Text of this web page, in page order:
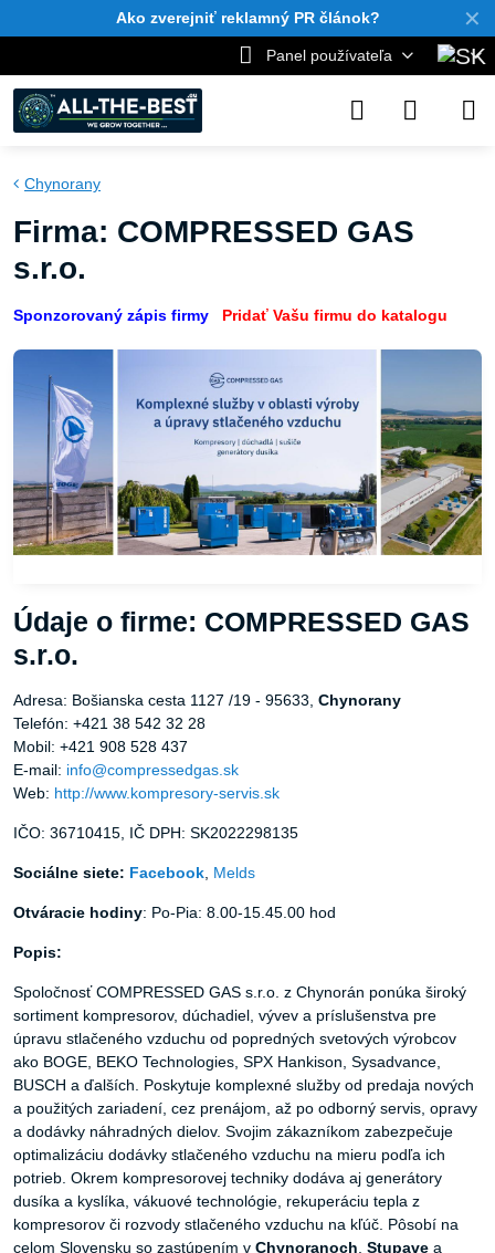
✕
Ako zverejniť reklamný PR článok?
Panel používateľa
Chynorany
Firma: COMPRESSED GAS
s.r.o.
Sponzorovaný zápis firmy Pridať Vašu firmu do katalogu
Údaje o firme: COMPRESSED GAS
s.r.o.
Adresa: Bošianska cesta 1127 /19 - 95633, Chynorany
Telefón: +421 38 542 32 28
Mobil: +421 908 528 437
E-mail: info@compressedgas.sk
Web: http://www.kompresory-servis.sk
IČO: 36710415, IČ DPH: SK2022298135
Sociálne siete: Facebook, Melds
Otváracie hodiny: Po-Pia: 8.00-15.45.00 hod
Popis:
Spoločnosť COMPRESSED GAS s.r.o. z Chynorán ponúka široký
sortiment kompresorov, dúchadiel, vývev a príslušenstva pre
úpravu stlačeného vzduchu od popredných svetových výrobcov
ako BOGE, BEKO Technologies, SPX Hankison, Sysadvance,
BUSCH a ďalších. Poskytuje komplexné služby od predaja nových
a použitých zariadení, cez prenájom, až po odborný servis, opravy
a dodávky náhradných dielov. Svojim zákazníkom zabezpečuje
optimalizáciu dodávky stlačeného vzduchu na mieru podľa ich
potrieb. Okrem kompresorovej techniky dodáva aj generátory
dusíka a kyslíka, vákuové technológie, rekuperáciu tepla z
kompresorov či rozvody stlačeného vzduchu na kľúč. Pôsobí na
celom Slovensku so zastúpením v Chynoranoch, Stupave a